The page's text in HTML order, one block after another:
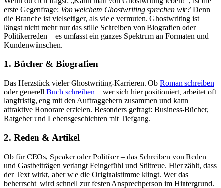
erste Gegenfrage: Von welchem Ghostwriting sprechen wir? Denn
die Branche ist vielseitiger, als viele vermuten. Ghostwriting ist
längst nicht mehr nur das stille Schreiben von Biografien oder
Politikerreden – es umfasst ein ganzes Spektrum an Formaten und
Kundenwünschen.
1. Bücher & Biografien
Das Herzstück vieler Ghostwriting-Karrieren. Ob Roman schreiben
oder generell Buch schreiben – wer sich hier positioniert, arbeitet oft
langfristig, eng mit den Auftraggebern zusammen und kann
attraktive Honorare erzielen. Besonders gefragt: Business-Bücher,
Ratgeber und Lebensgeschichten mit Tiefgang.
2. Reden & Artikel
Ob für CEOs, Speaker oder Politiker – das Schreiben von Reden
und Gastbeiträgen verlangt Feingefühl und Stiltreue. Hier zählt, dass
der Text wirkt, aber wie die Originalstimme klingt. Wer das
beherrscht, wird schnell zur festen Ansprechperson im Hintergrund.